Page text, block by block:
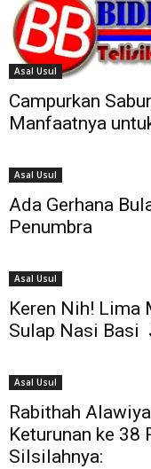
Asal Usul
Campurkan
Manfaatnya
Asal Usul
Ada Gerhana
Penumbra
Asal Usul
Keren Nih! Lima
Sulap Nasi Basi
Asal Usul
Rabithah
Keturunan ke 38
Silsilahnya: